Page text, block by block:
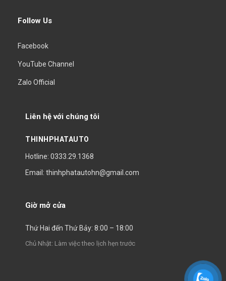
Follow Us
Facebook
YouTube Channel
Zalo Official
Liên hệ với chúng tôi
THINHPHATAUTO
Hotline: 0333.29.1368
Email: thinhphatautohn@gmail.com
Giờ mở cửa
Thứ Hai đến Thứ Bảy: 8:00 – 18:00
Chủ Nhật: Làm việc theo lịch hẹn trước